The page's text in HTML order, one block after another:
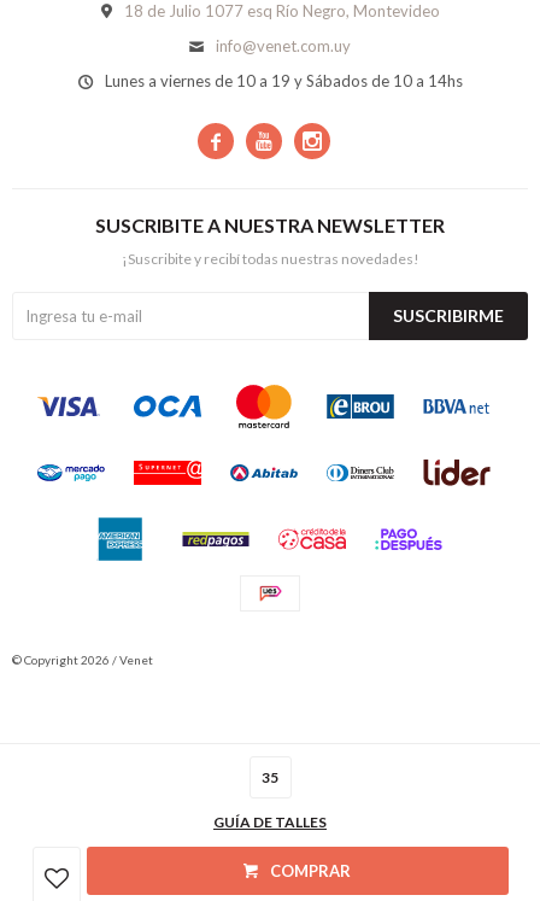
35
GUÍA DE TALLES
COMPRAR
18 de Julio 1077 esq Río Negro, Montevideo
info@venet.com.uy
Lunes a viernes de 10 a 19 y Sábados de 10 a 14hs
  
SUSCRIBITE A NUESTRA NEWSLETTER
¡Suscribite y recibí todas nuestras novedades!
SUSCRIBIRME
© Copyright 2026 / Venet